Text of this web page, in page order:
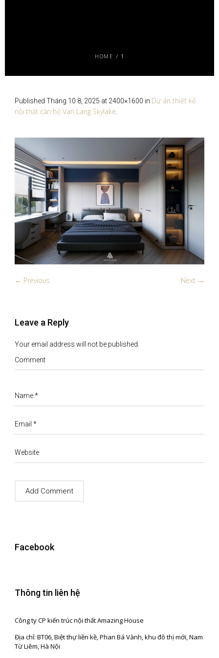
HOME / 1
Published Tháng 10 8, 2025 at 2400×1600 in Dự án thiết kế
nội thất căn hộ Van Lang Skylake.
← Previous Next →
Leave a Reply
Your email address will not be published.
Comment
Name*
Email *
Website
Facebook
Thông tin liên hệ
Công ty CP kiến trúc nội thất Amazing House
Địa chỉ: BT06, Biệt thự liền kề, Phan Bá Vành, khu đô thị mới, Nam
Từ Liêm, Hà Nội